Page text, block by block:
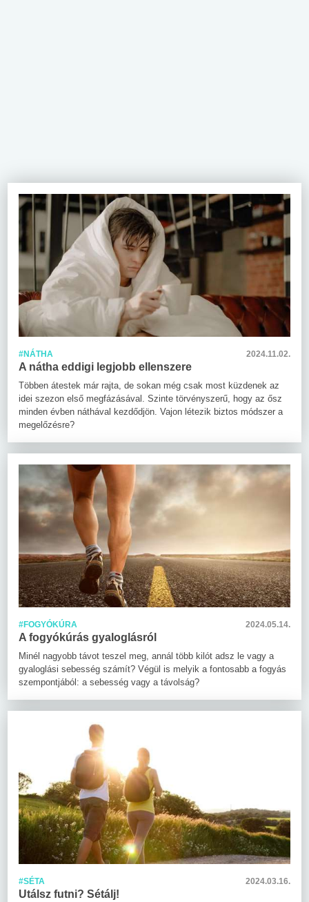
#NÁTHA 2024.11.02.
A nátha eddigi legjobb ellenszere
Többen átestek már rajta, de sokan még csak most küzdenek az
idei szezon első megfázásával. Szinte törvényszerű, hogy az ősz
minden évben náthával kezdődjön. Vajon létezik biztos módszer a
megelőzésre?
#FOGYÓKÚRA 2024.05.14.
A fogyókúrás gyaloglásról
Minél nagyobb távot teszel meg, annál több kilót adsz le vagy a
gyaloglási sebesség számít? Végül is melyik a fontosabb a fogyás
szempontjából: a sebesség vagy a távolság?
#SÉTA 2024.03.16.
Utálsz futni? Sétálj!